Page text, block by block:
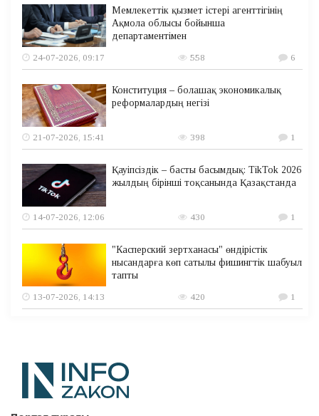
Мемлекеттік қызмет істері агенттігінің
Ақмола облысы бойынша
департаментімен
24-07-2026, 09:17
558 6
Конституция – болашақ экономикалық
реформалардың негізі
21-07-2026, 15:41 398 1
Қауіпсіздік – басты басымдық: TikTok 2026
жылдың бірінші тоқсанында Қазақстанда
14-07-2026, 12:06 430 1
"Касперский зертханасы" өндірістік
нысандарға көп сатылы фишингтік шабуыл
тапты
13-07-2026, 14:13
420 1